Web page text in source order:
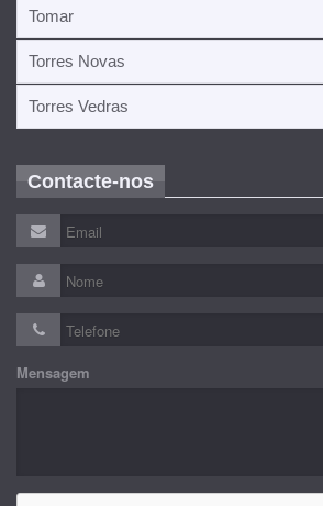
Tomar
Torres Novas
Torres Vedras
Contacte-nos
Mensagem